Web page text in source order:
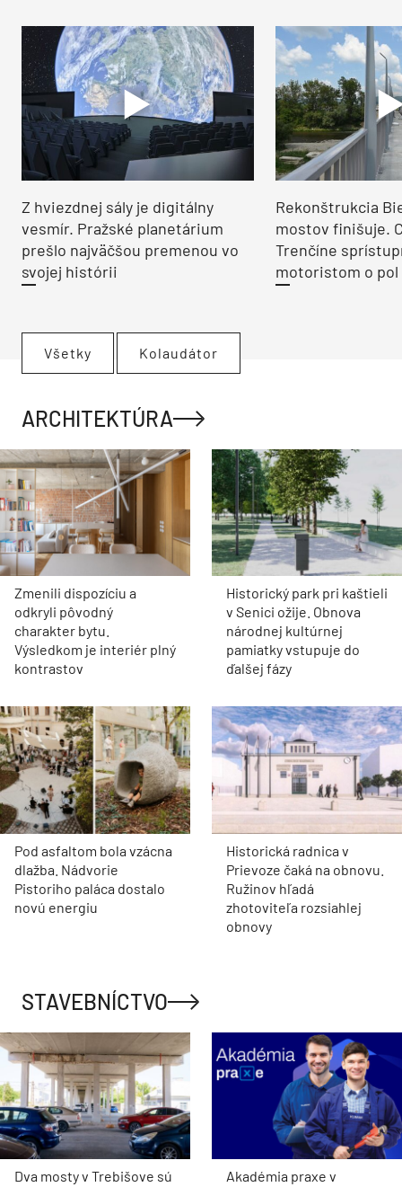
Z hviezdnej sály je digitálny
vesmír. Pražské planetárium
prešlo najväčšou premenou vo
svojej histórii
Rekonštrukcia
mostov finišuje.
Trenčíne
motoristom o pol
Všetky Kolaudátor
ARCHITEKTÚRA
Zmenili dispozíciu a
odkryli pôvodný
charakter bytu.
Výsledkom je interiér plný
kontrastov
Historický park pri kaštieli
v Senici ožije. Obnova
národnej kultúrnej
pamiatky vstupuje do
ďalšej fázy
Pod asfaltom bola vzácna
dlažba. Nádvorie
Pistoriho paláca dostalo
novú energiu
Historická radnica v
Prievoze čaká na obnovu.
Ružinov hľadá
zhotoviteľa rozsiahlej
obnovy
STAVEBNÍCTVO
Dva mosty v Trebišove sú
Akadémia praxe v